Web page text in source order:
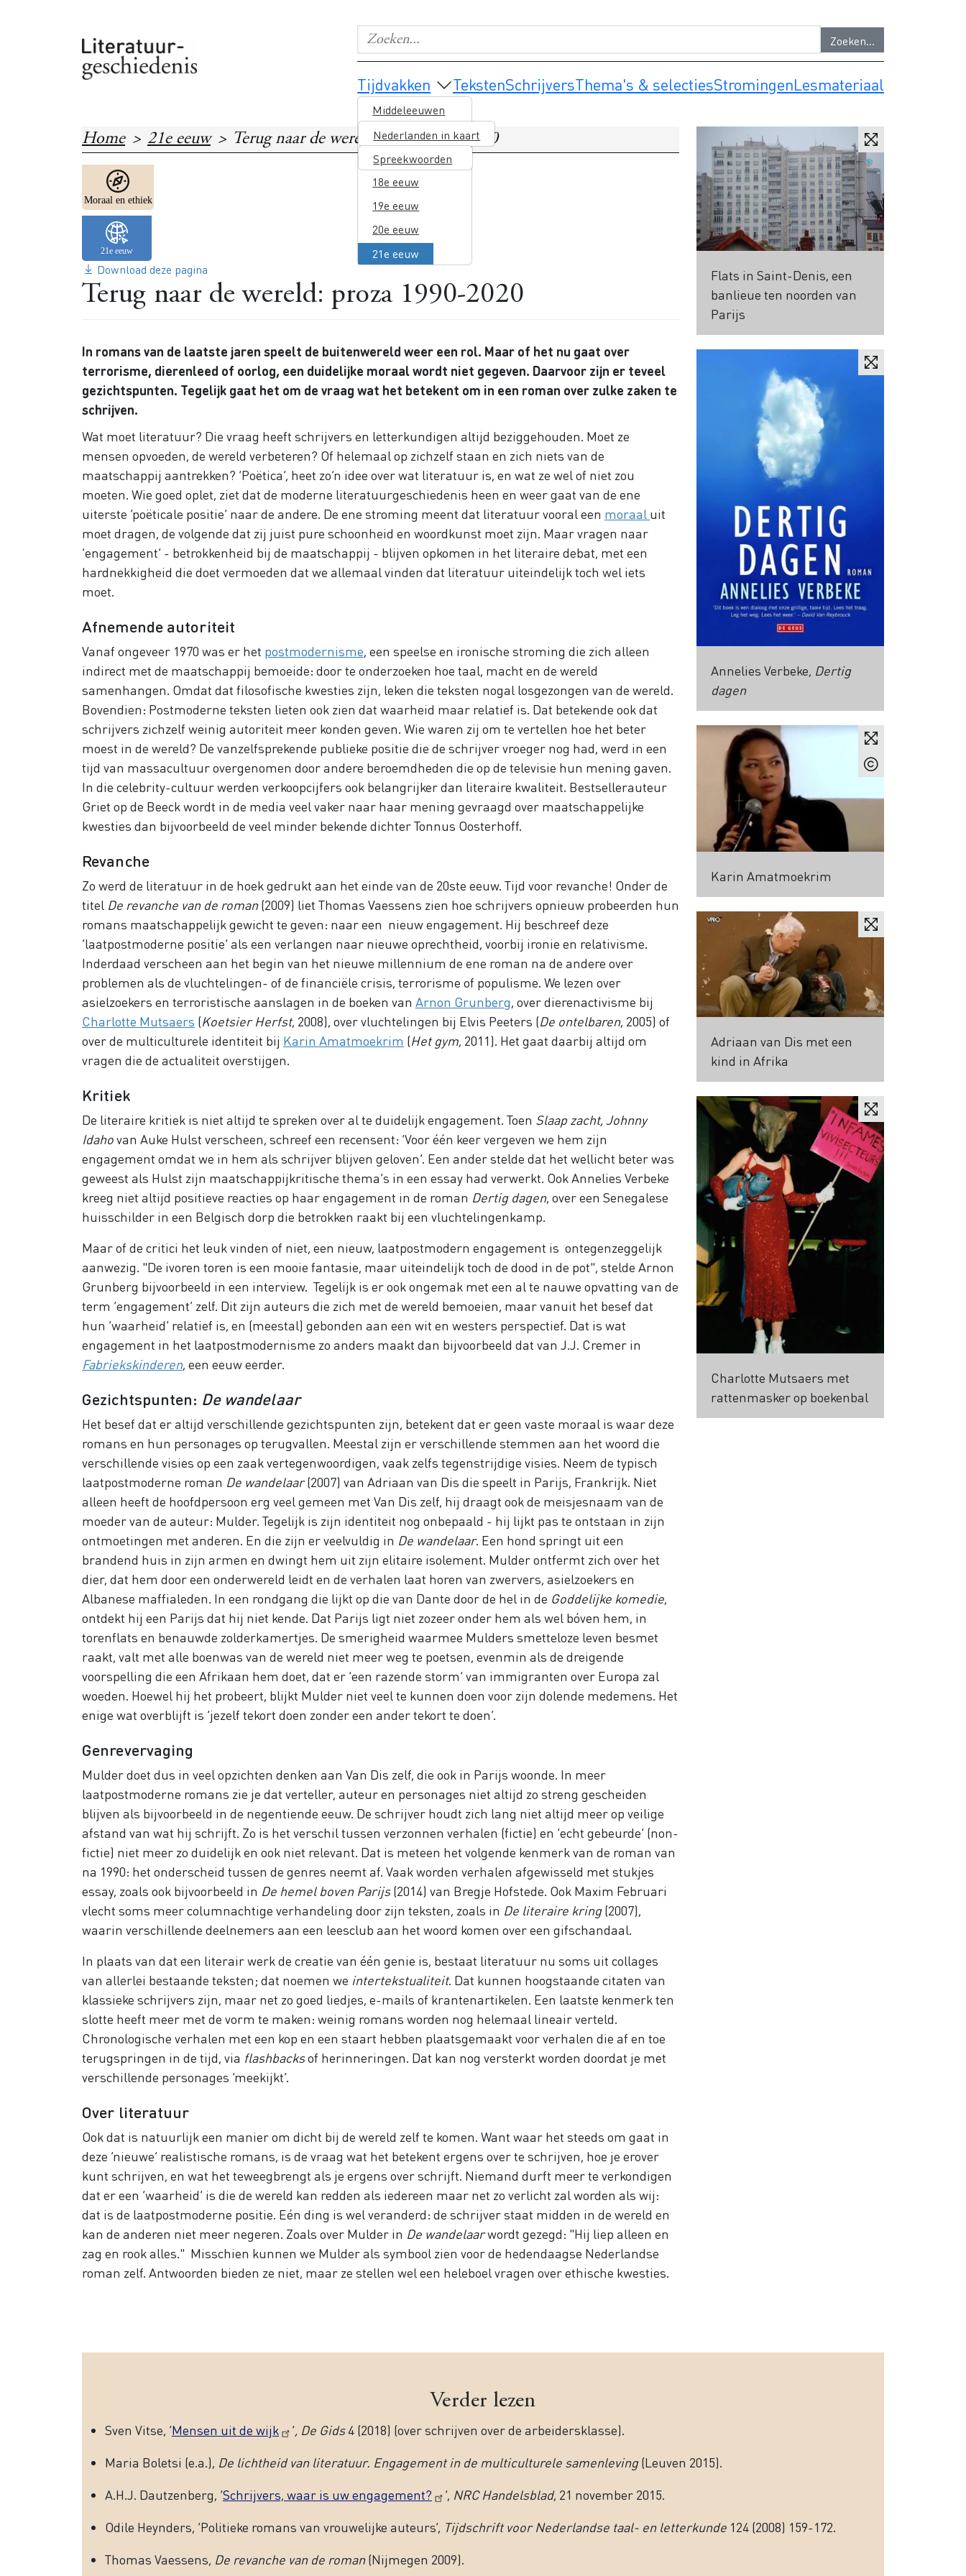
Zoeken...
Geef de woorden op waar je naar wilt zoeken.
Main navigation
Tijdvakken
Middeleeuwen
Nederlanden in kaart
16e eeuw
Spreekwoorden
17e eeuw
18e eeuw
19e eeuw
20e eeuw
21e eeuw
TekstenSchrijversThema's & selectiesStromingenLesmateriaal
Home 21e eeuw Terug naar de wereld: proza 1990-2020
Image
Moraal en ethiek
Download deze pagina
Terug naar de wereld: proza 1990-2020
In romans van de laatste jaren speelt de buitenwereld weer een rol. Maar of het nu gaat over
terrorisme, dierenleed of oorlog, een duidelijke moraal wordt niet gegeven. Daarvoor zijn er teveel
gezichtspunten. Tegelijk gaat het om de vraag wat het betekent om in een roman over zulke zaken te
schrijven.
Wat moet literatuur? Die vraag heeft schrijvers en letterkundigen altijd beziggehouden. Moet ze
mensen opvoeden, de wereld verbeteren? Of helemaal op zichzelf staan en zich niets van de
maatschappij aantrekken? ‘Poëtica’, heet zo’n idee over wat literatuur is, en wat ze wel of niet zou
moeten. Wie goed oplet, ziet dat de moderne literatuurgeschiedenis heen en weer gaat van de ene
uiterste ‘poëticale positie’ naar de andere. De ene stroming meent dat literatuur vooral een moraal uit
moet dragen, de volgende dat zij juist pure schoonheid en woordkunst moet zijn. Maar vragen naar
‘engagement’ - betrokkenheid bij de maatschappij - blijven opkomen in het literaire debat, met een
hardnekkigheid die doet vermoeden dat we allemaal vinden dat literatuur uiteindelijk toch wel iets
moet.
Afnemende autoriteit
Vanaf ongeveer 1970 was er het postmodernisme, een speelse en ironische stroming die zich alleen
indirect met de maatschappij bemoeide: door te onderzoeken hoe taal, macht en de wereld
samenhangen. Omdat dat filosofische kwesties zijn, leken die teksten nogal losgezongen van de wereld.
Bovendien: Postmoderne teksten lieten ook zien dat waarheid maar relatief is. Dat betekende ook dat
schrijvers zichzelf weinig autoriteit meer konden geven. Wie waren zij om te vertellen hoe het beter
moest in de wereld? De vanzelfsprekende publieke positie die de schrijver vroeger nog had, werd in een
tijd van massacultuur overgenomen door andere beroemdheden die op de televisie hun mening gaven.
In die celebrity-cultuur werden verkoopcijfers ook belangrijker dan literaire kwaliteit. Bestsellerauteur
Griet op de Beeck wordt in de media veel vaker naar haar mening gevraagd over maatschappelijke
kwesties dan bijvoorbeeld de veel minder bekende dichter Tonnus Oosterhoff.
Revanche
Zo werd de literatuur in de hoek gedrukt aan het einde van de 20ste eeuw. Tijd voor revanche! Onder de
titel De revanche van de roman(2009) liet Thomas Vaessens zien hoe schrijvers opnieuw probeerden hun
romans maatschappelijk gewicht te geven: naar een nieuw engagement. Hij beschreef deze
‘laatpostmoderne positie’ als een verlangen naar nieuwe oprechtheid, voorbij ironie en relativisme.
Inderdaad verscheen aan het begin van het nieuwe millennium de ene roman na de andere over
problemen als de vluchtelingen- of de financiële crisis, terrorisme of populisme. We lezen over
asielzoekers en terroristische aanslagen in de boeken van Arnon Grunberg, over dierenactivisme bij
Charlotte Mutsaers (Koetsier Herfst, 2008), over vluchtelingen bij Elvis Peeters (De ontelbaren, 2005) of
over de multiculturele identiteit bij Karin Amatmoekrim (Het gym, 2011). Het gaat daarbij altijd om
vragen die de actualiteit overstijgen.
Kritiek
De literaire kritiek is niet altijd te spreken over al te duidelijk engagement. Toen Slaap zacht, Johnny
Idahovan Auke Hulst verscheen, schreef een recensent: ‘Voor één keer vergeven we hem zijn
engagement omdat we in hem als schrijver blijven geloven’. Een ander stelde dat het wellicht beter was
geweest als Hulst zijn maatschappijkritische thema’s in een essay had verwerkt. Ook Annelies Verbeke
kreeg niet altijd positieve reacties op haar engagement in de roman Dertig dagen, over een Senegalese
huisschilder in een Belgisch dorp die betrokken raakt bij een vluchtelingenkamp.
Maar of de critici het leuk vinden of niet, een nieuw, laatpostmodern engagement is ontegenzeggelijk
aanwezig. "De ivoren toren is een mooie fantasie, maar uiteindelijk toch de dood in de pot", stelde Arnon
Grunberg bijvoorbeeld in een interview. Tegelijk is er ook ongemak met een al te nauwe opvatting van de
term ‘engagement’ zelf. Dit zijn auteurs die zich met de wereld bemoeien, maar vanuit het besef dat
hun ‘waarheid’ relatief is, en (meestal) gebonden aan een wit en westers perspectief. Dat is wat
engagement in het laatpostmodernisme zo anders maakt dan bijvoorbeeld dat van J.J. Cremer in
Fabriekskinderen, een eeuw eerder.
Gezichtspunten: De wandelaar
Het besef dat er altijd verschillende gezichtspunten zijn, betekent dat er geen vaste moraal is waar deze
romans en hun personages op terugvallen. Meestal zijn er verschillende stemmen aan het woord die
verschillende visies op een zaak vertegenwoordigen, vaak zelfs tegenstrijdige visies. Neem de typisch
laatpostmoderne roman De wandelaar(2007) van Adriaan van Dis die speelt in Parijs, Frankrijk. Niet
alleen heeft de hoofdpersoon erg veel gemeen met Van Dis zelf, hij draagt ook de meisjesnaam van de
moeder van de auteur: Mulder. Tegelijk is zijn identiteit nog onbepaald - hij lijkt pas te ontstaan in zijn
ontmoetingen met anderen. En die zijn er veelvuldig in De wandelaar. Een hond springt uit een
brandend huis in zijn armen en dwingt hem uit zijn elitaire isolement. Mulder ontfermt zich over het
dier, dat hem door een onderwereld leidt en de verhalen laat horen van zwervers, asielzoekers en
Albanese maffialeden. In een rondgang die lijkt op die van Dante door de hel in de Goddelijke komedie,
ontdekt hij een Parijs dat hij niet kende. Dat Parijs ligt niet zozeer onder hem als wel bóven hem, in
torenflats en benauwde zolderkamertjes. De smerigheid waarmee Mulders smetteloze leven besmet
raakt, valt met alle boenwas van de wereld niet meer weg te poetsen, evenmin als de dreigende
voorspelling die een Afrikaan hem doet, dat er ‘een razende storm’ van immigranten over Europa zal
woeden. Hoewel hij het probeert, blijkt Mulder niet veel te kunnen doen voor zijn dolende medemens. Het
enige wat overblijft is ‘jezelf tekort doen zonder een ander tekort te doen’.
Genrevervaging
Mulder doet dus in veel opzichten denken aan Van Dis zelf, die ook in Parijs woonde. In meer
laatpostmoderne romans zie je dat verteller, auteur en personages niet altijd zo streng gescheiden
blijven als bijvoorbeeld in de negentiende eeuw. De schrijver houdt zich lang niet altijd meer op veilige
afstand van wat hij schrijft. Zo is het verschil tussen verzonnen verhalen (fictie) en ‘echt gebeurde’ (non-
fictie) niet meer zo duidelijk en ook niet relevant. Dat is meteen het volgende kenmerk van de roman van
na 1990: het onderscheid tussen de genres neemt af. Vaak worden verhalen afgewisseld met stukjes
essay, zoals ook bijvoorbeeld in De hemel boven Parijs(2014) van Bregje Hofstede. Ook Maxim Februari
vlecht soms meer columnachtige verhandeling door zijn teksten, zoals in De literaire kring(2007),
waarin verschillende deelnemers aan een leesclub aan het woord komen over een gifschandaal.
In plaats van dat een literair werk de creatie van één genie is, bestaat literatuur nu soms uit collages
van allerlei bestaande teksten; dat noemen we intertekstualiteit. Dat kunnen hoogstaande citaten van
klassieke schrijvers zijn, maar net zo goed liedjes, e-mails of krantenartikelen. Een laatste kenmerk ten
slotte heeft meer met de vorm te maken: weinig romans worden nog helemaal lineair verteld.
Chronologische verhalen met een kop en een staart hebben plaatsgemaakt voor verhalen die af en toe
terugspringen in de tijd, via flashbacksof herinneringen. Dat kan nog versterkt worden doordat je met
verschillende personages ‘meekijkt’.
Over literatuur
Ook dat is natuurlijk een manier om dicht bij de wereld zelf te komen. Want waar het steeds om gaat in
deze ‘nieuwe’ realistische romans, is de vraag wat het betekent ergens over te schrijven, hoe je erover
kunt schrijven, en wat het teweegbrengt als je ergens over schrijft. Niemand durft meer te verkondigen
dat er een ‘waarheid’ is die de wereld kan redden als iedereen maar net zo verlicht zal worden als wij:
dat is de laatpostmoderne positie. Eén ding is wel veranderd: de schrijver staat midden in de wereld en
kan de anderen niet meer negeren. Zoals over Mulder in De wandelaarwordt gezegd: "Hij liep alleen en
zag en rook alles." Misschien kunnen we Mulder als symbool zien voor de hedendaagse Nederlandse
roman zelf. Antwoorden bieden ze niet, maar ze stellen wel een heleboel vragen over ethische kwesties.
Flats in Saint-Denis, een
banlieue ten noorden van
Parijs
Annelies Verbeke, Dertig
dagen
Karin Amatmoekrim
Adriaan van Dis met een
kind in Afrika
Charlotte Mutsaers met
rattenmasker op boekenbal
Verder lezen
Sven Vitse, ‘Mensen uit de wijk ’, De Gids4 (2018) (over schrijven over de arbeidersklasse).
Maria Boletsi (e.a.), De lichtheid van literatuur. Engagement in de multiculturele samenleving(Leuven 2015).
A.H.J. Dautzenberg, ‘Schrijvers, waar is uw engagement? ’, NRC Handelsblad, 21 november 2015.
Odile Heynders, ‘Politieke romans van vrouwelijke auteurs’, Tijdschrift voor Nederlandse taal- en letterkunde 124 (2008) 159-172.
Thomas Vaessens, De revanche van de roman(Nijmegen 2009).